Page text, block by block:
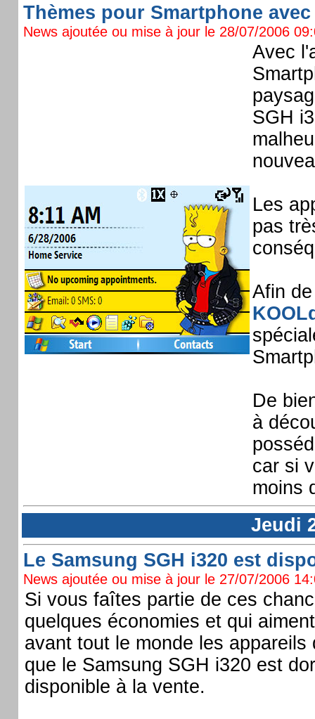
Thèmes pour Smartphone
News ajoutée ou mise à jour le 28/07/2006
Avec
SGH
Les
pas
Afin
De
à
car si
moins
Jeudi
Le Samsung SGH i320 est
News ajoutée ou mise à jour le 27/07/2006
Si vous faîtes partie de ces
quelques économies et qui
avant tout le monde les appareils
que le Samsung SGH i320 est
disponible à la vente.